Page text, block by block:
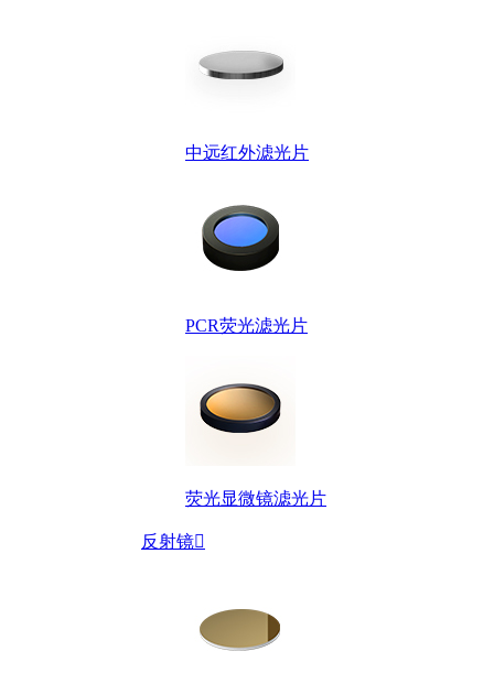
中远红外滤光片
PCR荧光滤光片
荧光显微镜滤光片
反射镜